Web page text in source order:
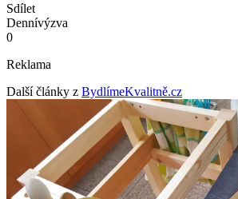
Sdílet
Dennívýzva
0
Reklama
Další články z BydlímeKvalitně.cz